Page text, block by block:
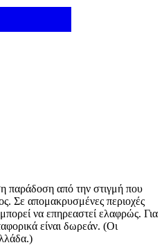
παράδοση από την στιγμή που
Σε απομακρυσμένες περιοχές
να επηρεαστεί ελαφρώς. Για
είναι δωρεάν. (Οι